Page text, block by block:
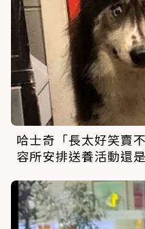
哈士奇「長太好笑賣
容所安排送養活動還